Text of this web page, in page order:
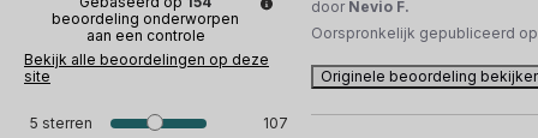
beoordeling onderworpen
aan een controle
Bekijk alle beoordelingen op deze
site
5 sterren
107
door Nevio F.
Oorspronkelijk gepubliceerd
Originele beoordeling